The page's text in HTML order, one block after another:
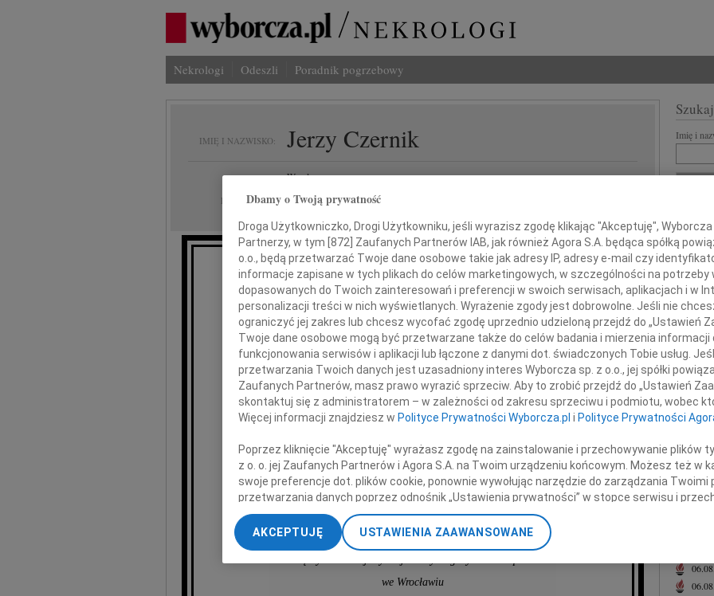
Nekrologi Odeszli Poradnik pogrzebowy
IMIĘ I NAZWISKO: Jerzy Czernik
REGION: Wrocław
DATA EMISJI: 23.01.2010
Wyrazy głębokiego współczucia
Rodzinie
z powodu śmierci
prof. dr. hab.
Jerzego Czernika
wspaniałego Człowieka i lekarza.
Rektor i Kanclerz
we Wrocławiu
Imię i
Pani
+
Dbamy o Twoją prywatność
Droga Użytkowniczko, Drogi Użytkowniku, jeśli wyrazisz zgodę klikając "Akceptuję",
Partnerzy, w tym [ 872 ] Zaufanych Partnerów IAB, jak również Agora S.A. będąca spółką
o.o., będą przetwarzać Twoje dane osobowe takie jak adresy IP, adresy e-mail czy
informacje zapisane w tych plikach do celów marketingowych, w szczególności na potrzeby
dopasowanych do Twoich zainteresowań i preferencji w swoich serwisach, aplikacjach i w
personalizacji treści w nich wyświetlanych. Wyrażenie zgody jest dobrowolne. Jeśli nie
ograniczyć jej zakres lub chcesz wycofać zgodę uprzednio udzieloną przejdź do „Ustawień
Twoje dane osobowe mogą być przetwarzane także do celów badania i mierzenia
funkcjonowania serwisów i aplikacji lub łączone z danymi dot. świadczonych Tobie usług.
przetwarzania Twoich danych jest uzasadniony interes Wyborcza sp. z o.o., jej spółki
Zaufanych Partnerów, masz prawo wyrazić sprzeciw. Aby to zrobić przejdź do „Ustawień
skontaktuj się z administratorem – w zależności od zakresu sprzeciwu i podmiotu, wobec
Więcej informacji znajdziesz w Polityce Prywatności Wyborcza.pl i Polityce Prywatności
Poprzez kliknięcie "Akceptuję" wyrażasz zgodę na zainstalowanie i przechowywanie plików
z o. o. jej Zaufanych Partnerów i Agora S.A. na Twoim urządzeniu końcowym. Możesz też w
swoje preferencje dot. plików cookie, ponownie wywołując narzędzie do zarządzania Twoimi
przetwarzania danych poprzez odnośnik „Ustawienia prywatności” w stopce serwisu i
„Ustawienia zaawansowane”. Zmiana ustawień plików cookie możliwa jest także za pomocą
My, nasi Zaufani Partnerzy i Agora S.A. możemy przetwarzać dane osobowe w
dokładnych danych geolokalizacyjnych. Aktywne skanowanie charakterystyki urządzenia do
Przechowywanie informacji na urządzeniu lub dostęp do nich. Spersonalizowane reklamy i
USTAWIENIA ZAAWANSOWANE
AKCEPTUJĘ